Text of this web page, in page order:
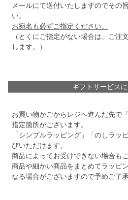
メールにて送付いたしますのでその
い。
お宛名も必ずご指定ください。
（とくにご指定がない場合は、ご注
します。）
ギフトサービス
お買い物かごからレジへ進んだ先で
指定箇所がございます。
「シンプルラッピング」「のしラッ
びいただけます。
商品によってお受けできない場合も
商品や細かい商品をまとめてラッピ
なる場合がございますので予めご了